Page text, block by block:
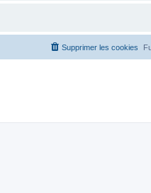
Supprimer les cookies